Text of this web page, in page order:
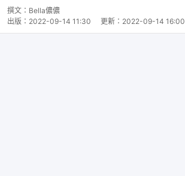
撰文： Bella儂儂
出版： 2022-09-14 11:30 更新： 2022-09-14 16:00